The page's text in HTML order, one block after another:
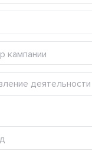
кампании
деятельности
деятельности